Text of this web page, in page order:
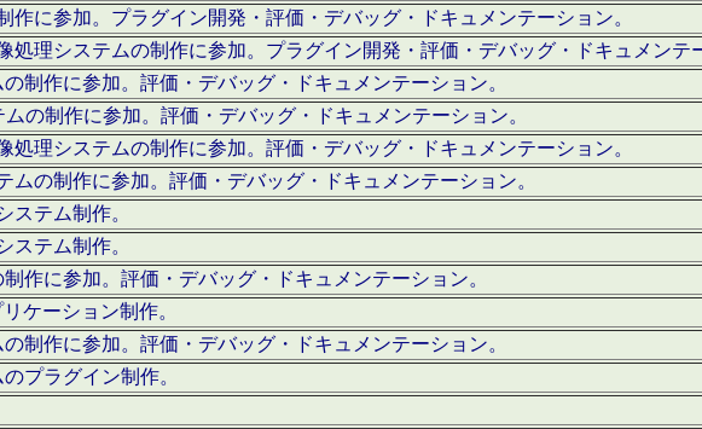
作に参加。プラグイン開発・評価・デバッグ・ドキュメンテーション。
処理システムの制作に参加。プラグイン開発・評価・デバッグ・ドキュメンテ
制作に参加。評価・デバッグ・ドキュメンテーション。
ムの制作に参加。評価・デバッグ・ドキュメンテーション。
処理システムの制作に参加。評価・デバッグ・ドキュメンテーション。
ムの制作に参加。評価・デバッグ・ドキュメンテーション。
ステム制作。
ステム制作。
作に参加。評価・デバッグ・ドキュメンテーション。
ケーション制作。
制作に参加。評価・デバッグ・ドキュメンテーション。
プラグイン制作。